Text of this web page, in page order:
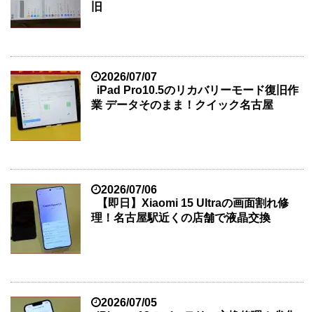
旧
2026/07/07
iPad Pro10.5のリカバリーモード復旧作
業 データそのまま！クイック名古屋
2026/07/06
【即日】Xiaomi 15 Ultraの画面割れ修
理！名古屋駅近くの店舗で液晶交換
2026/07/05